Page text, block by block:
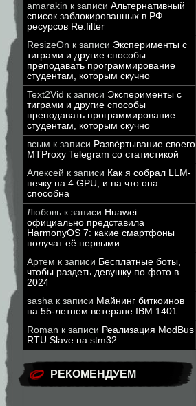
amarakin к записи Альтернативный
список заблокированных в РФ
ресурсов Re:filter
ResizeOn к записи Эксперименты с
тиграми и другие способы
преподавать программирование
студентам, которым скучно
Text2Vid к записи Эксперименты с
тиграми и другие способы
преподавать программирование
студентам, которым скучно
всым к записи Развёртывание своего
MTProxy Telegram со статистикой
Алексей к записи Как я собрал LLM-
печку на 4 GPU, и на что она
способна
Любовь к записи Huawei
официально представила
HarmonyOS 7: какие смартфоны
получат её первыми
Артем к записи Бесплатные боты,
чтобы раздеть девушку по фото в
2024
sasha к записи Майнинг биткоинов
на 55-летнем ветеране IBM 1401
Roman к записи Реализация ModBus
RTU Slave на stm32
РЕКОМЕНДУЕМ